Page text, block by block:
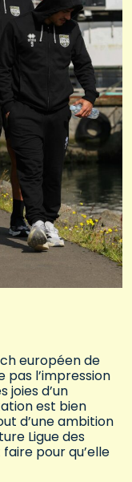
européen de
pas l’impression
joies d’un
est bien
d’une ambition
Ligue des
pour qu’elle